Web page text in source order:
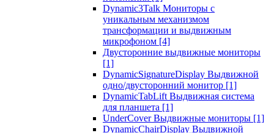
Dynamic3Talk Мониторы с
уникальным механизмом
трансформации и выдвижным
микрофоном [4]
Двусторонние выдвижные мониторы
[1]
DynamicSignatureDisplay Выдвижной
одно/двусторонний монитор [1]
DynamicTabLift Выдвижная система
для планшета [1]
UnderCover Выдвижные мониторы [1]
DynamicChairDisplay Выдвижной